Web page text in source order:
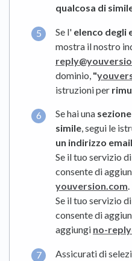
qualcosa di
Se l' elenco degli
mostra il nostro
dominio, "
istruzioni per
Se hai una
simile, segui le
un indirizzo
Se il tuo servizio
consente di
youversion.com.
Se il tuo servizio
consente di
aggiungi no-
Assicurati di